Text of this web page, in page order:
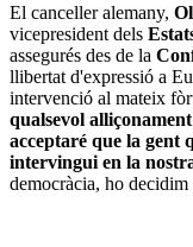
El canceller alemany,
vicepresident dels
assegurés des de la
llibertat d'expressió a
intervenció al mateix
qualsevol
acceptaré que la gent
intervingui en la
democràcia, ho